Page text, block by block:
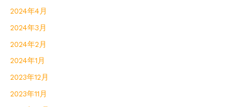
2024年4月
2024年3月
2024年2月
2024年1月
2023年12月
2023年11月